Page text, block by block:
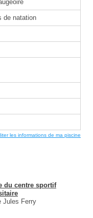
de natation
les informations de ma piscine
du centre sportif
Jules Ferry